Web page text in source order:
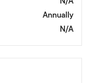
Annually
N/A